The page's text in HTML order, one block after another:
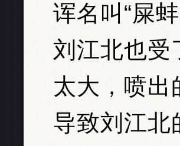
诨名叫“屎
刘江北也受
太大，喷出
导致刘江北